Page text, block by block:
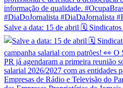
Salve a data: 15 de abril 🗓️